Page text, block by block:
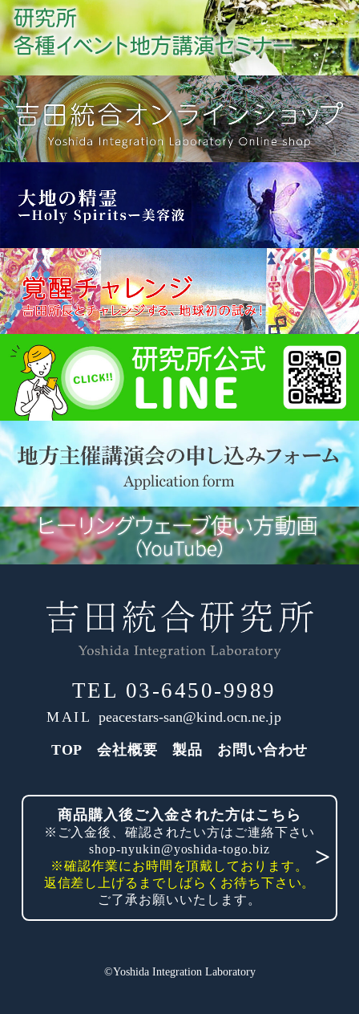
TEL 03-6450-9989
MAIL peacestars-san@kind.ocn.ne.jp
TOP 会社概要 製品 お問い合わせ
商品購入後ご入金された方はこちら
※ご入金後、確認されたい方はご連絡下さい
shop-nyukin@yoshida-togo.biz
※確認作業にお時間を頂戴しております。
返信差し上げるまでしばらくお待ち下さい。
ご了承お願いいたします。
©Yoshida Integration Laboratory